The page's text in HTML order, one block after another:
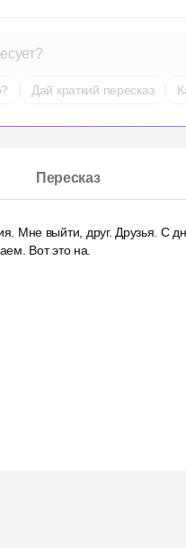
Дай краткий пересказ
Пересказ
Мне выйти, друг. Друзья. С
Вот это на.